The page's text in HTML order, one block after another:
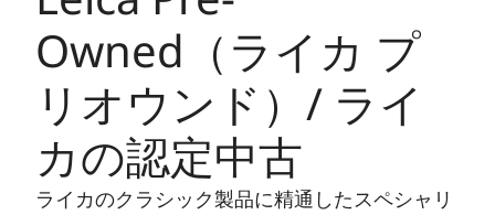
Owned（ライカ プ
リオウンド）/ ライ
カの認定中古
ライカのクラシック製品に精通したスペシャリ